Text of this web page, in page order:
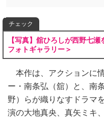
チェック
【写真】舘ひろしが西野七
フォトギャラリー＞
本作は、アクションに
ー・南条弘（舘）と、南
野）らが織りなすドラマ
演の大地真央、真矢ミキ